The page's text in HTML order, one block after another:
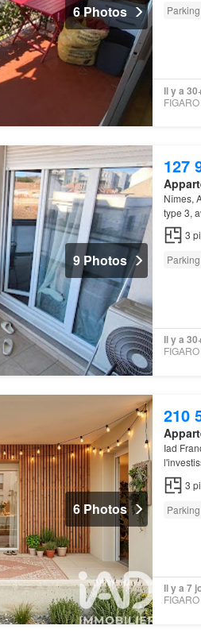
6 Photos
Parking
Il y a
9 Photos
127
Nîmes,
type 3,
3
Parking
Il y a
6 Photos
210
Iad
Parking
3
Parking
Il y a 7